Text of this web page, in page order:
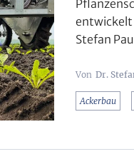
entwickelt
Stefan
Dr.
Ackerbau